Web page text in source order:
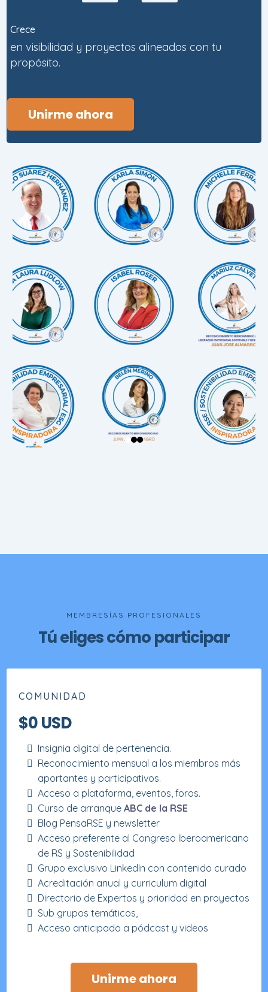
Crece
en visibilidad y proyectos alineados con tu
propósito.
Unirme ahora
MEMBRESÍAS PROFESIONALES
Tú eliges cómo participar
COMUNIDAD
$0 USD
Insignia digital de pertenencia.
Reconocimiento mensual a los miembros más
aportantes y participativos.
Acceso a plataforma, eventos, foros.
Curso de arranque ABC de la RSE
Blog PensaRSE y newsletter
Acceso preferente al Congreso Iberoamericano
de RS y Sostenibilidad
Grupo exclusivo LinkedIn con contenido curado
Acreditación anual y curriculum digital
Directorio de Expertos y prioridad en proyectos
Sub grupos temáticos,
Acceso anticipado a pódcast y videos
Unirme ahora